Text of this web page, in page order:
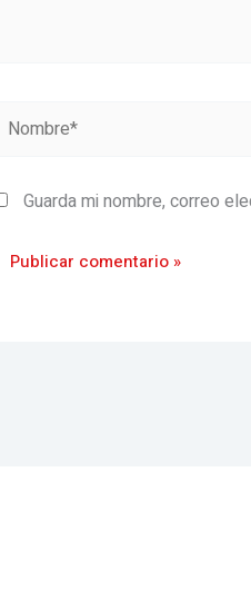
Nombre*
Guarda mi nombre, correo